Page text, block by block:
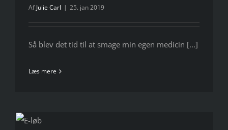
AfJulie Carl | 25. jan 2019
Så blev det tid til at smage min egen medicin [...]
Læs mere